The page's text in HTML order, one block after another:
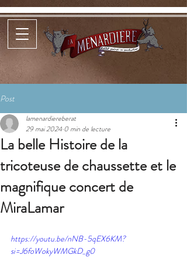
Post
La belle Histoire de la
tricoteuse de chaussette et le
magnifique concert de
MiraLamar
lamenardiereberat
29 mai 2024 0 min de lecture
https://youtu.be/nNB-5qEX6KM?
si=J6foWokyWMGkD_g0